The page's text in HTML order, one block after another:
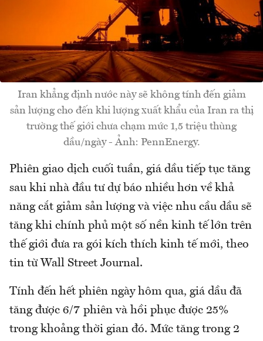
Iran khẳng định nước này sẽ không tính đến giảm
sản lượng cho đến khi lượng xuất khẩu của Iran ra thị
trường thế giới chưa chạm mức 1,5 triệu thùng
dầu/ngày - Ảnh: PennEnergy.
Phiên giao dịch cuối tuần, giá dầu tiếp tục tăng
sau khi nhà đầu tư dự báo nhiều hơn về khả
năng cắt giảm sản lượng và việc nhu cầu dầu sẽ
tăng khi chính phủ một số nền kinh tế lớn trên
thế giới đưa ra gói kích thích kinh tế mới, theo
tin từ Wall Street Journal.
Tính đến hết phiên ngày hôm qua, giá dầu đã
tăng được 6/7 phiên và hồi phục được 25%
trong khoảng thời gian đó. Mức tăng trong 2